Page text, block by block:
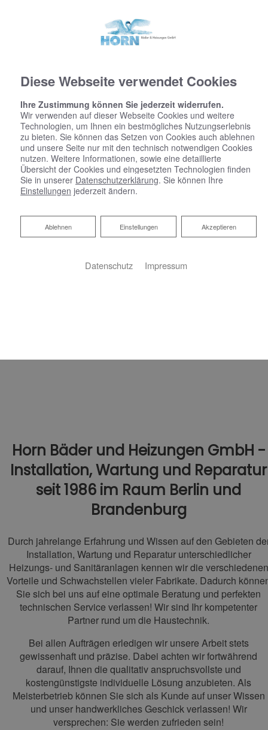
HEIZEN MIT HERZ
Horn Bäder und Heizungen GmbH -
Installation, Wartung und Reparatur
seit 1986 im Raum Berlin und
Brandenburg
Durch jahrelange Erfahrung und Wissen auf den Gebieten
Installation, Wartung und Reparatur unterschiedlicher
Heizungs- und Sanitäranlagen kennen wir die verschiedenen
Vorteile und Schwachstellen vieler Fabrikate. Dadurch
Sie sich bei uns auf eine optimale Beratung und perfekten
technischen Service verlassen! Wir sind Ihr kompetenter
Partner rund um die Haustechnik.
Bei allen Aufträgen erledigen wir unsere Arbeit stets
gewissenhaft und präzise. Dabei achten wir fortwährend
darauf, Ihnen die qualitativ anspruchsvollste und
kostengünstigste individuelle Lösung anzubieten. Als
Meisterbetrieb können Sie sich als Kunde auf unser Wissen
und unser handwerkliches Geschick verlassen! Wir
versprechen: Sie werden zufrieden sein!
Diese Webseite verwendet Cookies
Ihre Zustimmung können Sie jederzeit widerrufen.
Wir verwenden auf dieser Webseite Cookies und weitere
Technologien, um Ihnen ein bestmögliches Nutzungserlebnis
zu bieten. Sie können das Setzen von Cookies auch ablehnen
und unsere Seite nur mit den technisch notwendigen Cookies
nutzen. Weitere Informationen, sowie eine detaillierte
Übersicht der Cookies und eingesetzten Technologien finden
Sie in unserer Datenschutzerklärung. Sie können Ihre
Einstellungen jederzeit ändern.
Akzeptieren
Einstellungen
Ablehnen
Ablehnen
Datenschutz Impressum